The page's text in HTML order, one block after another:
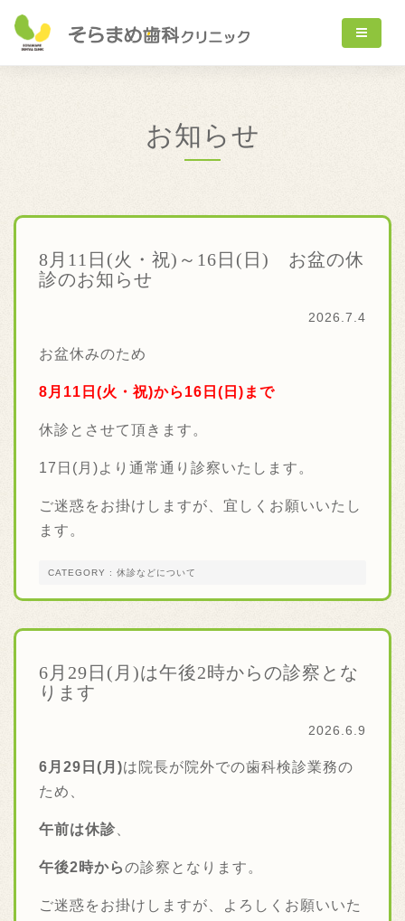
お知らせ
8月11日(火・祝)～16日(日) お盆の休
診のお知らせ
2026.7.4
お盆休みのため
8月11 日(火・祝)から16日(日)まで
休診とさせて頂きます。
17日(月)より通常通り診察いたします。
ご迷惑をお掛けしますが、宜しくお願いいたし
ます。
CATEGORY : 休診などについて
6月29日(月)は午後2時からの診察とな
ります
2026.6.9
6月29日(月)は院長が院外での歯科検診業務の
ため、
午前は休診
午後2時からの診察となります。
ご迷惑をお掛けしますが、よろしくお願いいた